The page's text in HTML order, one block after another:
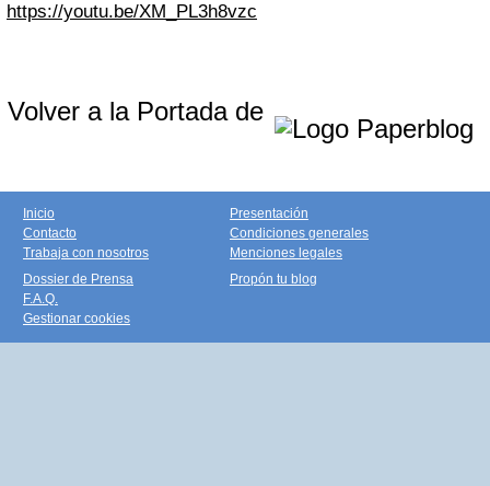
https://youtu.be/XM_PL3h8vzc
Volver a la Portada de
Inicio
Contacto
Trabaja con nosotros
Presentación
Condiciones generales
Menciones legales
Dossier de Prensa
F.A.Q.
Gestionar cookies
Propón tu blog